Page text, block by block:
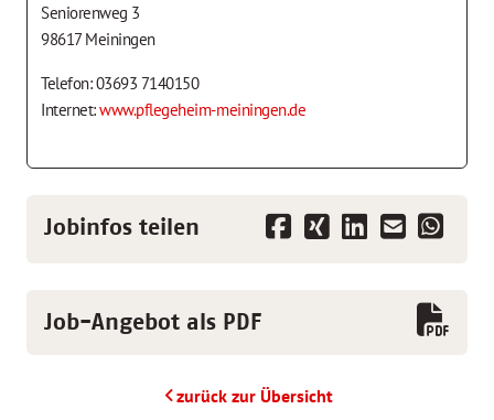
Seniorenweg 3
98617 Meiningen
Telefon: 03693 7140150
Internet:www.pflegeheim-meiningen.de
Jobinfos teilen
Job-Angebot als PDF
zurück zur Übersicht